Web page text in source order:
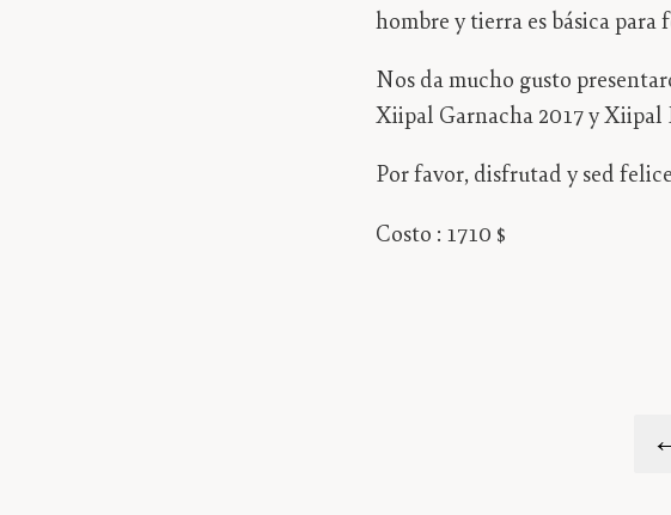
hombre y tierra es básica
Nos da mucho gusto
Xiipal Garnacha 2017 y Xiipal
Por favor, disfrutad y sed
Costo : 1710 $